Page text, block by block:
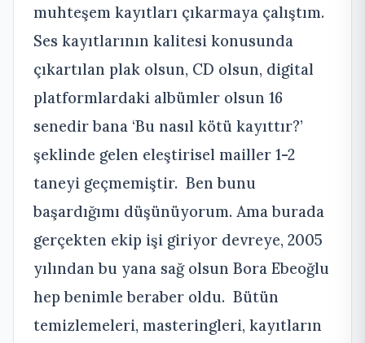
muhteşem kayıtları çıkarmaya çalıştım.
Ses kayıtlarının kalitesi konusunda
çıkartılan plak olsun, CD olsun, digital
platformlardaki albümler olsun 16
senedir bana ‘Bu nasıl kötü kayıttır?’
şeklinde gelen eleştirisel mailler 1-2
taneyi geçmemiştir. Ben bunu
başardığımı düşünüyorum. Ama burada
gerçekten ekip işi giriyor devreye, 2005
yılından bu yana sağ olsun Bora Ebeoğlu
hep benimle beraber oldu. Bütün
temizlemeleri, masteringleri, kayıtların